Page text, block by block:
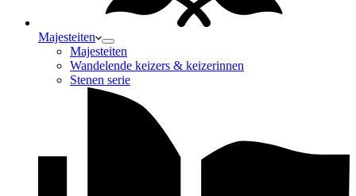
Majesteiten
Majesteiten
Wandelende keizers & keizerinnen
Stenen serie